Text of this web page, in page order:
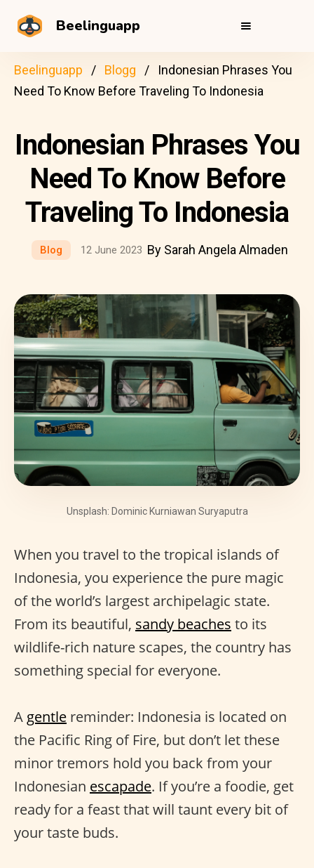
Beelinguapp
Beelinguapp Blogg
Indonesian Phrases You
Need To Know Before Traveling To Indonesia
Indonesian Phrases You
Need To Know Before
Traveling To Indonesia
Blog 12 June 2023 By Sarah Angela Almaden
Unsplash: Dominic Kurniawan Suryaputra
When you travel to the tropical islands of
Indonesia, you experience the pure magic
of the world’s largest archipelagic state.
From its beautiful, sandy beaches to its
wildlife-rich nature scapes, the country has
something special for everyone.
A gentle reminder: Indonesia is located on
the Pacific Ring of Fire, but don’t let these
minor tremors hold you back from your
Indonesian escapade. If you’re a foodie, get
ready for a feast that will taunt every bit of
your taste buds.